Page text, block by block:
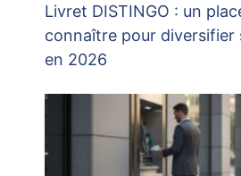
Livret DISTINGO : un
connaître pour diversifier
en 2026